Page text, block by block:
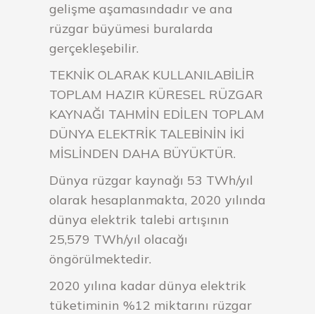
gelişme aşamasındadır ve ana
rüzgar büyümesi buralarda
gerçekleşebilir.
TEKNİK OLARAK KULLANILABİLİR
TOPLAM HAZIR KÜRESEL RÜZGAR
KAYNAĞI TAHMİN EDİLEN TOPLAM
DÜNYA ELEKTRİK TALEBİNİN İKİ
MİSLİNDEN DAHA BÜYÜKTÜR.
Dünya rüzgar kaynağı 53 TWh/yıl
olarak hesaplanmakta, 2020 yılında
dünya elektrik talebi artışının
25,579 TWh/yıl olacağı
öngörülmektedir.
2020 yılına kadar dünya elektrik
tüketiminin %12 miktarını rüzgar